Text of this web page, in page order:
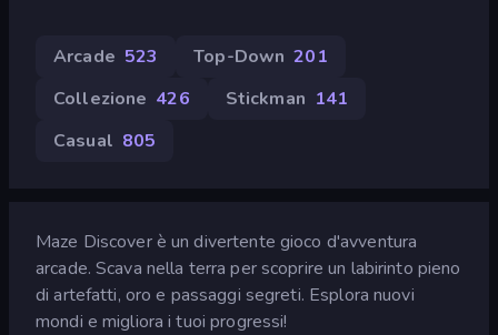
Arcade 523 Top-Down 201
Collezione 426 Stickman 141
Casual 805
Maze Discover è un divertente gioco d'avventura
arcade. Scava nella terra per scoprire un labirinto pieno
di artefatti, oro e passaggi segreti. Esplora nuovi
mondi e migliora i tuoi progressi!